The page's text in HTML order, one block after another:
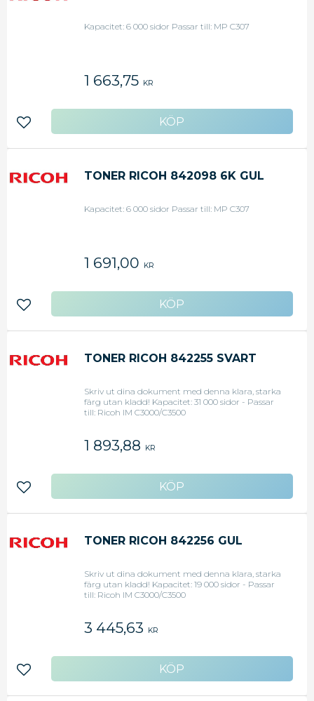
Kapacitet: 6 000 sidor Passar till: MP C307
1 663,75 KR
Lägg till i favoriter
TONER RICOH 842098 6K GUL
Kapacitet: 6 000 sidor Passar till: MP C307
1 691,00 KR
Lägg till i favoriter
TONER RICOH 842255 SVART
Skriv ut dina dokument med denna klara, starka
färg utan kladd! Kapacitet: 31 000 sidor - Passar
till: Ricoh IM C3000/C3500
1 893,88 KR
Lägg till i favoriter
TONER RICOH 842256 GUL
Skriv ut dina dokument med denna klara, starka
färg utan kladd! Kapacitet: 19 000 sidor - Passar
till: Ricoh IM C3000/C3500
3 445,63 KR
Lägg till i favoriter